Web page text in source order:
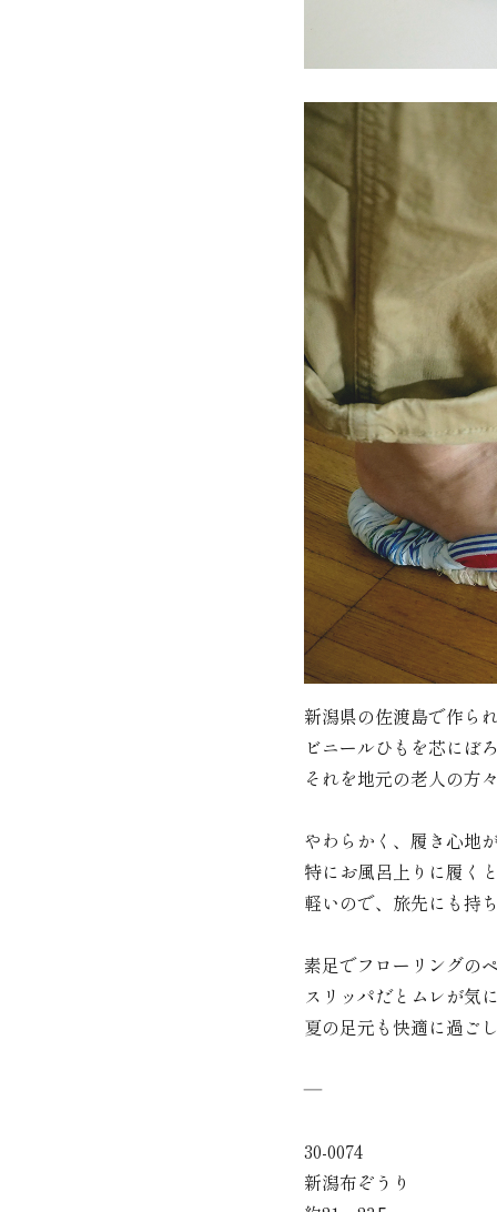
新潟県の佐渡島で作ら
ビニールひもを芯にぼ
それを地元の老人の方
やわらかく、履き心地
特にお風呂上りに履く
軽いので、旅先にも持
素足でフローリングの
スリッパだとムレが気
夏の足元も快適に過ご
―
30-0074
新潟布ぞうり